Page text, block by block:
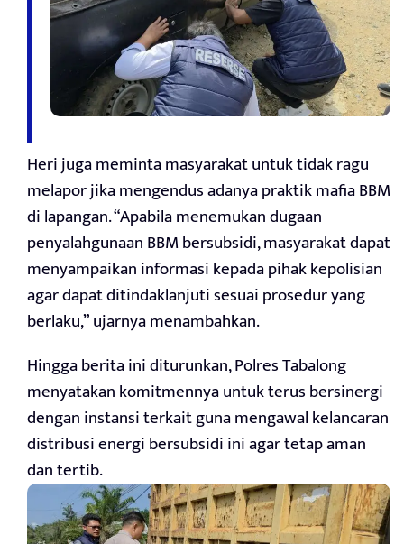
Heri juga meminta masyarakat untuk tidak ragu
melapor jika mengendus adanya praktik mafia BBM
di lapangan. “Apabila menemukan dugaan
penyalahgunaan BBM bersubsidi, masyarakat dapat
menyampaikan informasi kepada pihak kepolisian
agar dapat ditindaklanjuti sesuai prosedur yang
berlaku,” ujarnya menambahkan.
Hingga berita ini diturunkan, Polres Tabalong
menyatakan komitmennya untuk terus bersinergi
dengan instansi terkait guna mengawal kelancaran
distribusi energi bersubsidi ini agar tetap aman
dan tertib.